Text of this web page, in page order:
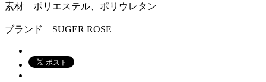
素材 ポリエステル、ポリウレタン
ブランド SUGER ROSE